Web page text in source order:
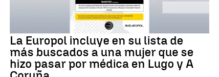
La Europol incluye en su lista de
más buscados a una mujer que se
hizo pasar por médica en Lugo y A